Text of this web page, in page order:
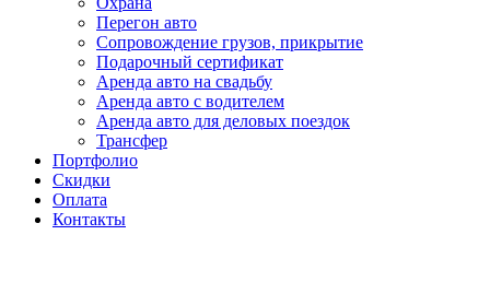
Перегон авто
Сопровождение грузов, прикрытие
Подарочный сертификат
Аренда авто на свадьбу
Аренда авто с водителем
Аренда авто для деловых поездок
Трансфер
Портфолио
Скидки
Оплата
Контакты